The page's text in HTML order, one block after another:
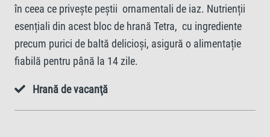
în ceea ce privește peștii ornamentali de iaz. Nutrienții
esențiali din acest bloc de hrană Tetra, cu ingrediente
precum purici de baltă delicioși, asigură o alimentație
fiabilă pentru până la 14 zile.
Hrană de vacanţă